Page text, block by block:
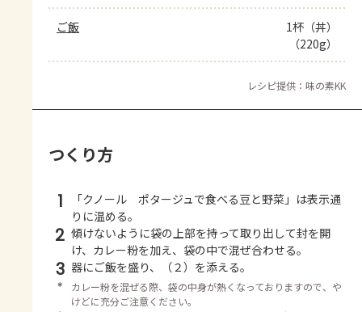
ご飯
1杯（丼）
（220g）
レシピ提供：味の素KK
つくり方
1
「クノール ポタージュで食べる豆と野菜」は表示通
りに温める。
2 傾けないように袋の上部を持って取り出して封を開
け、カレー粉を加え、袋の中で混ぜ合わせる。
3 器にご飯を盛り、（２）を添える。
＊
カレー粉を混ぜる際、袋の中身が熱くなっておりますので、や
けどに充分ご注意ください。